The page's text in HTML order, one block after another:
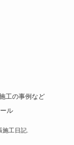
工の事例など
ル
施工日記.